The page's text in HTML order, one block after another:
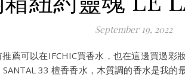
September 19, 2022
薦可以在IFCHIC買香水，也在這邊買過彩
33 檀香香水，木質調的香水是我